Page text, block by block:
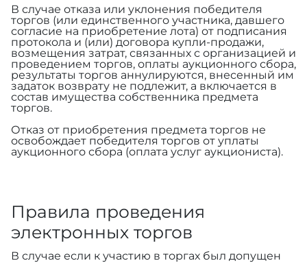
В случае отказа или уклонения победителя
торгов (или единственного участника, давшего
согласие на приобретение лота) от подписания
протокола и (или) договора купли-продажи,
возмещения затрат, связанных с организацией и
проведением торгов, оплаты аукционного сбора,
результаты торгов аннулируются, внесенный им
задаток возврату не подлежит, а включается в
состав имущества собственника предмета
торгов.
Отказ от приобретения предмета торгов не
освобождает победителя торгов от уплаты
аукционного сбора (оплата услуг аукциониста).
Правила проведения
электронных торгов
В случае если к участию в торгах был допущен